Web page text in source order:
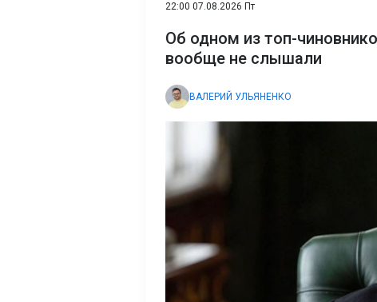
22:00 07.08.2026 Пт
Об одном из топ-
вообще не слышали
ВАЛЕРИЙ УЛЬЯНЕНКО